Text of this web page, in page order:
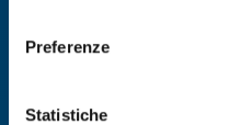
https://
Preferenze
Statistiche
PMI tedesca cerca
fornitori per
EV e automazione